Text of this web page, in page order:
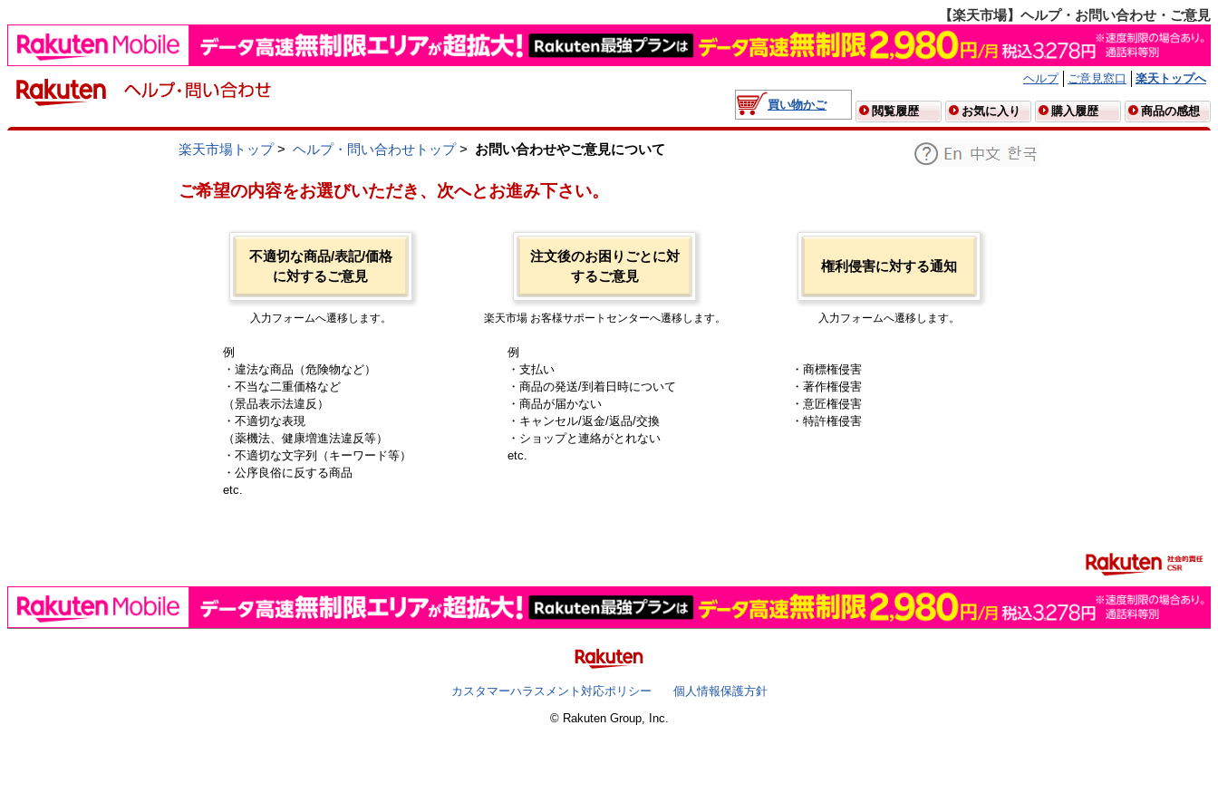
【楽天市場】ヘルプ・お問い合わせ・ご意見
ヘルプ ご意見窓口
楽天トップへ
買い物かご
閲覧履歴 お気に入り 購入履歴 商品の感想
楽天市場トップ> ヘルプ・問い合わせトップ> お問い合わせやご意見について
ご希望の内容をお選びいただき、次へとお進み下さい。
不適切な商品/表記/価格
に対するご意見
入力フォームへ遷移します。
例
・違法な商品（危険物など）
・不当な二重価格など
（景品表示法違反）
・不適切な表現
（薬機法、健康増進法違反等）
・不適切な文字列（キーワード等）
・公序良俗に反する商品
etc.
注文後のお困りごとに対
するご意見
楽天市場 お客様サポートセンターへ遷移します。
例
・支払い
・商品の発送/到着日時について
・商品が届かない
・キャンセル/返金/返品/交換
・ショップと連絡がとれない
etc.
権利侵害に対する通知
入力フォームへ遷移します。
・商標権侵害
・著作権侵害
・意匠権侵害
・特許権侵害
カスタマーハラスメント対応ポリシー
個人情報保護方針
© Rakuten Group, Inc.